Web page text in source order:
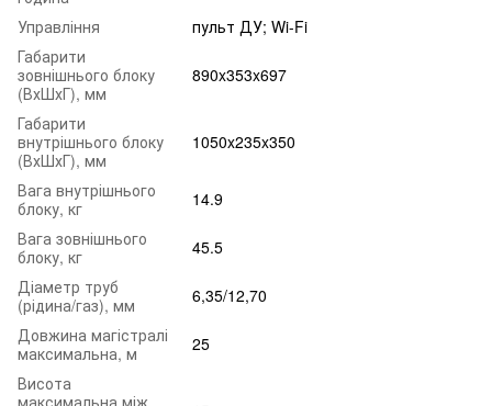
Управління
пульт ДУ; Wi-Fi
Габарити
зовнішнього блоку
(ВхШхГ), мм
890x353x697
Габарити
внутрішнього блоку
(ВхШхГ), мм
1050x235x350
Вага внутрішнього
блоку, кг
14.9
Вага зовнішнього
блоку, кг
45.5
Діаметр труб
(рідина/газ), мм
6,35/12,70
Довжина магістралі
максимальна, м
25
Висота